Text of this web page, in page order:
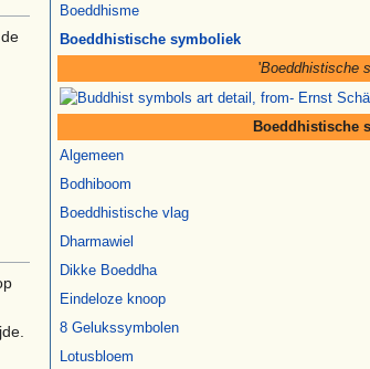
Boeddhisme
Boeddhistische symboliek
'Boeddhistische
Boeddhistische
Algemeen
Bodhiboom
Boeddhistische vlag
Dharmawiel
Dikke Boeddha
Eindeloze knoop
8 Gelukssymbolen
Lotusbloem